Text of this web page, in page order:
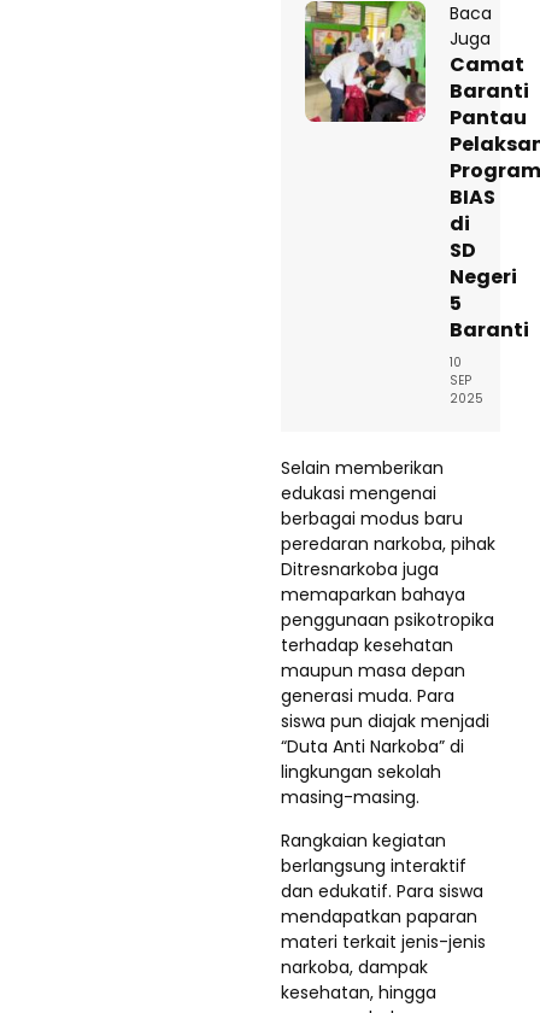
Baca
Juga
Camat
Baranti
Pantau
Program
BIAS
di
SD
Negeri
5
Baranti
10
SEP
2025
Selain memberikan
edukasi mengenai
berbagai modus baru
peredaran narkoba, pihak
Ditresnarkoba juga
memaparkan bahaya
penggunaan psikotropika
terhadap kesehatan
maupun masa depan
generasi muda. Para
siswa pun diajak menjadi
“Duta Anti Narkoba” di
lingkungan sekolah
masing-masing.
Rangkaian kegiatan
berlangsung interaktif
dan edukatif. Para siswa
mendapatkan paparan
materi terkait jenis-jenis
narkoba, dampak
kesehatan, hingga